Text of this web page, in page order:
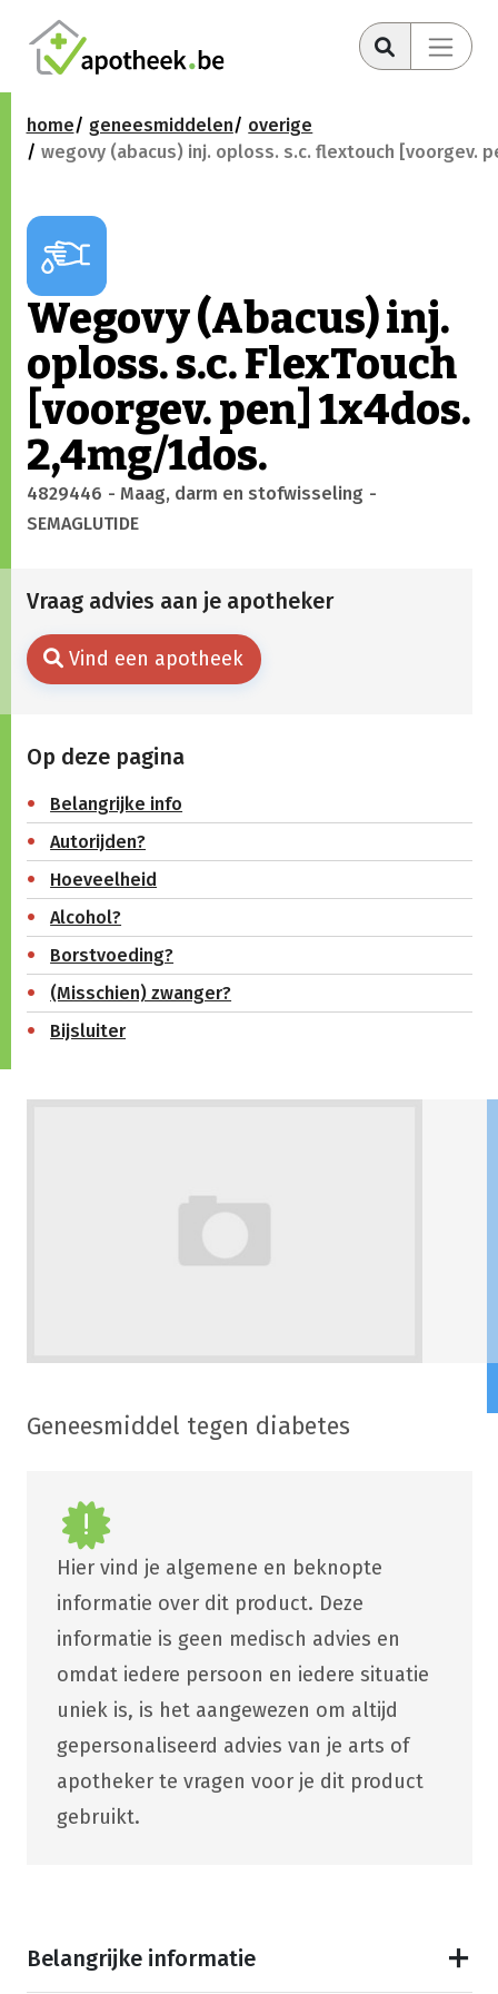
home geneesmiddelen
overige
wegovy (abacus) inj. oploss. s.c. flextouch [voorgev.
Wegovy (Abacus) inj.
oploss. s.c. FlexTouch
[voorgev. pen] 1x4dos.
2,4mg/1dos.
4829446 - Maag, darm en stofwisseling -
SEMAGLUTIDE
Vraag advies aan je apotheker
Vind een apotheek
Op deze pagina
Belangrijke info
Autorijden?
Hoeveelheid
Alcohol?
Borstvoeding?
(Misschien) zwanger?
Bijsluiter
Geneesmiddel tegen diabetes
Hier vind je algemene en beknopte
informatie over dit product. Deze
informatie is geen medisch advies en
omdat iedere persoon en iedere situatie
uniek is, is het aangewezen om altijd
gepersonaliseerd advies van je arts of
apotheker te vragen voor je dit product
gebruikt.
Belangrijke informatie